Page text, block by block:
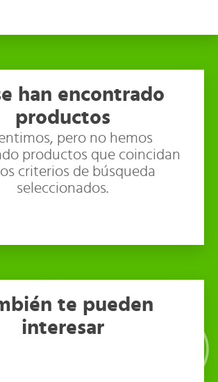
han encontrado
productos
pero no hemos
productos que coincidan
criterios de búsqueda
seleccionados.
te pueden
interesar